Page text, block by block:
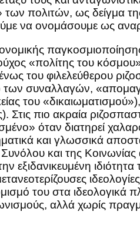
πολιτών, ως δείγμα
να ονομάσουμε ως
«πολίτης του
του φιλελεύθερου
των συναλλαγών,
του
πιο ακραία
όταν διατηρεί
και γλωσσικά
και της Κοινωνίας
ιδιότητα
του στα ιδεολογικά
αλλά χωρίς